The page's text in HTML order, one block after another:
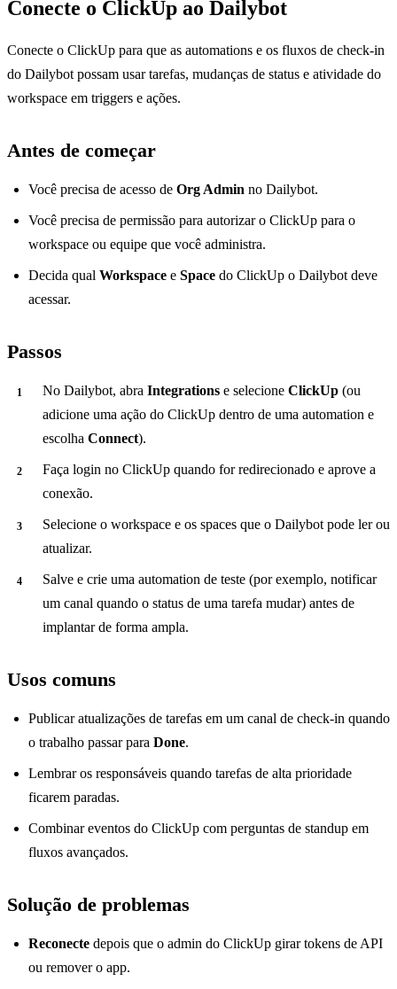
Conecte o ClickUp ao Dailybot
Conecte o ClickUp para que as automations e os fluxos de check-in
do Dailybot possam usar tarefas, mudanças de status e atividade do
workspace em triggers e ações.
Antes de começar
Você precisa de acesso de Org Admin no Dailybot.
Você precisa de permissão para autorizar o ClickUp para o
workspace ou equipe que você administra.
Decida qual Workspace e Space do ClickUp o Dailybot deve
acessar.
Passos
No Dailybot, abra Integrations e selecione ClickUp (ou
adicione uma ação do ClickUp dentro de uma automation e
escolha Connect).
Faça login no ClickUp quando for redirecionado e aprove a
conexão.
Selecione o workspace e os spaces que o Dailybot pode ler ou
atualizar.
Salve e crie uma automation de teste (por exemplo, notificar
um canal quando o status de uma tarefa mudar) antes de
implantar de forma ampla.
Usos comuns
Publicar atualizações de tarefas em um canal de check-in quando
o trabalho passar para Done.
Lembrar os responsáveis quando tarefas de alta prioridade
ficarem paradas.
Combinar eventos do ClickUp com perguntas de standup em
fluxos avançados.
Solução de problemas
Reconecte depois que o admin do ClickUp girar tokens de API
ou remover o app.